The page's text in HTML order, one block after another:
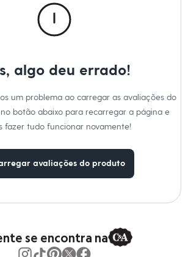
algo deu errado!
um problema ao carregar as avaliações do
botão abaixo para recarregar a página e
fazer tudo funcionar novamente!
avaliações do produto
se encontra na